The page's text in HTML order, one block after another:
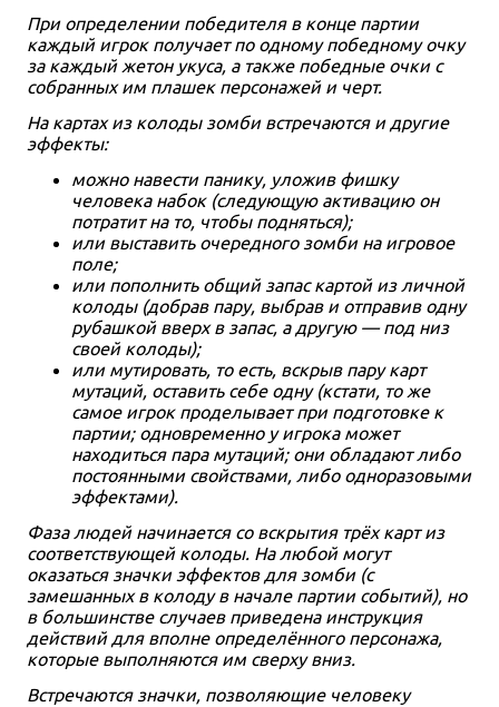
При определении победителя в конце партии
каждый игрок получает по одному победному очку
за каждый жетон укуса, а также победные очки с
собранных им плашек персонажей и черт.
На картах из колоды зомби встречаются и другие
эффекты:
можно навести панику, уложив фишку
человека набок (следующую активацию он
потратит на то, чтобы подняться);
или выставить очередного зомби на игровое
поле;
или пополнить общий запас картой из личной
колоды (добрав пару, выбрав и отправив одну
рубашкой вверх в запас, а другую — под низ
своей колоды);
или мутировать, то есть, вскрыв пару карт
мутаций, оставить себе одну (кстати, то же
самое игрок проделывает при подготовке к
партии; одновременно у игрока может
находиться пара мутаций; они обладают либо
постоянными свойствами, либо одноразовыми
эффектами).
Фаза людей начинается со вскрытия трёх карт из
соответствующей колоды. На любой могут
оказаться значки эффектов для зомби (с
замешанных в колоду в начале партии событий), но
в большинстве случаев приведена инструкция
действий для вполне определённого персонажа,
которые выполняются им сверху вниз.
Встречаются значки, позволяющие человеку